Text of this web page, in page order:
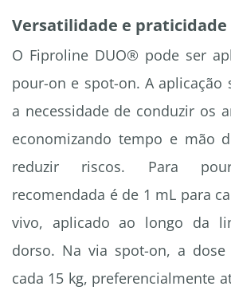
Versatilidade e praticidade
O Fiproline DUO® pode ser
pour-on e spot-on. A aplicação
a necessidade de conduzir os
economizando tempo e mão
reduzir riscos. Para
recomendada é de 1 mL para
vivo, aplicado ao longo da
dorso. Na via spot-on, a
cada 15 kg, preferencialmente